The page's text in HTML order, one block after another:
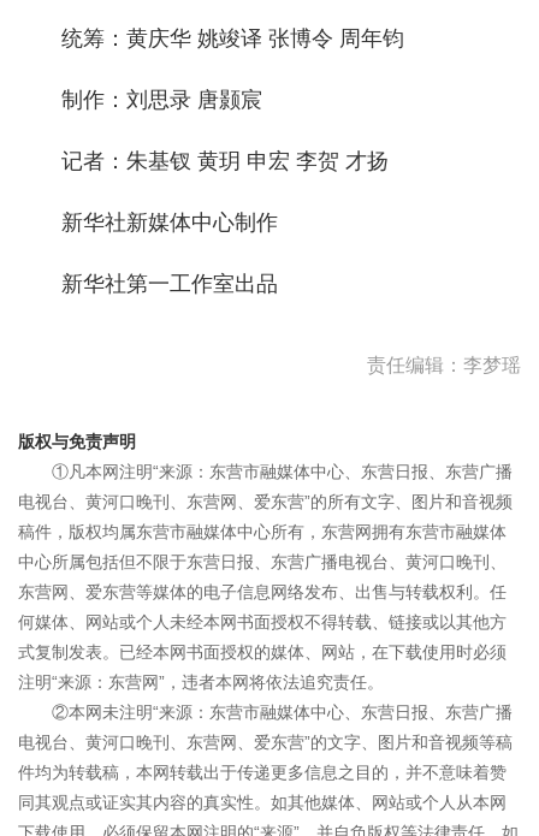
统筹：黄庆华 姚竣译 张博令 周年钧
制作：刘思录 唐颢宸
记者：朱基钗 黄玥 申宏 李贺 才扬
新华社新媒体中心制作
新华社第一工作室出品
责任编辑：李梦瑶
版权与免责声明
①凡本网注明“来源：东营市融媒体中心、东营日报、东营广播
电视台、黄河口晚刊、东营网、爱东营”的所有文字、图片和音视频
稿件，版权均属东营市融媒体中心所有，东营网拥有东营市融媒体
中心所属包括但不限于东营日报、东营广播电视台、黄河口晚刊、
东营网、爱东营等媒体的电子信息网络发布、出售与转载权利。任
何媒体、网站或个人未经本网书面授权不得转载、链接或以其他方
式复制发表。已经本网书面授权的媒体、网站，在下载使用时必须
注明“来源：东营网”，违者本网将依法追究责任。
②本网未注明“来源：东营市融媒体中心、东营日报、东营广播
电视台、黄河口晚刊、东营网、爱东营”的文字、图片和音视频等稿
件均为转载稿，本网转载出于传递更多信息之目的，并不意味着赞
同其观点或证实其内容的真实性。如其他媒体、网站或个人从本网
下载使用，必须保留本网注明的“来源”，并自负版权等法律责任。如